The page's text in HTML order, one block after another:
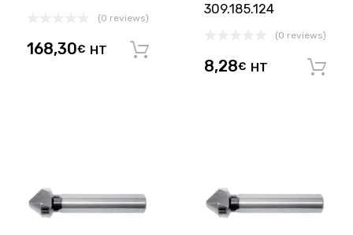
(0 reviews)
168,30€ HT
309.185.124
(0 reviews)
8,28€ HT